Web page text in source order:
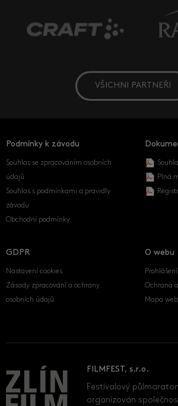
VŠICHNI PARTNEŘI
Podmínky k závodu
Souhlas se zpracováním osobních
údajů
Souhlas s podmínkami a pravidly
závodu
Obchodní podmínky
Plná
GDPR
Nastavení cookies
Zásady zpracování a ochrany
osobních údajů
O webu
Ochrana
Mapa
FILMFEST, s.r.o.
Festivalový půlmaraton
organizován